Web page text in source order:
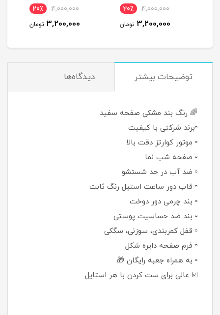
4,000,000 20٪
3,200,000 تومان
4,000,000 20٪
3,200,000 تومان
توضيحات بيشتر دیدگاه‌ها
🌈 رنگ بند مشکی صفحه سفید
▫️برند شرکتی با کیفیت
▫️ موتور کوارتز دقت بالا
▫️ صفحه شب نما
▫️ ضد آب در حد شستشو
▫️ قاب دور ساعت استیل رنگ ثابت
▫️ بند چرمی دور دوخت
▫️ بند ضد حساسیت پوستی
▫️ قفل کمربندی، سوزنی، سگکی
▫️ فرم صفحه دایره شکل
▫️ به همراه جعبه رایگان 🎁
☑️ عالی برای ست کردن با هر استایل